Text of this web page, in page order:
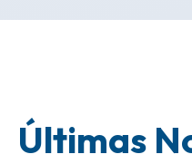
Últimas